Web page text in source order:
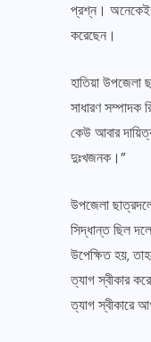
প্রশ্ন। অনেকেই
করেছেন।
হাতিয়া উপজেলা
সাধারণ সম্পাদক
কেউ আবার
দুঃখজনক।”
উপজেলা
সিদ্ধান্ত ছিল
উপেক্ষিত হয়,
ত্যাগ স্বীকার
ত্যাগ স্বীকারে